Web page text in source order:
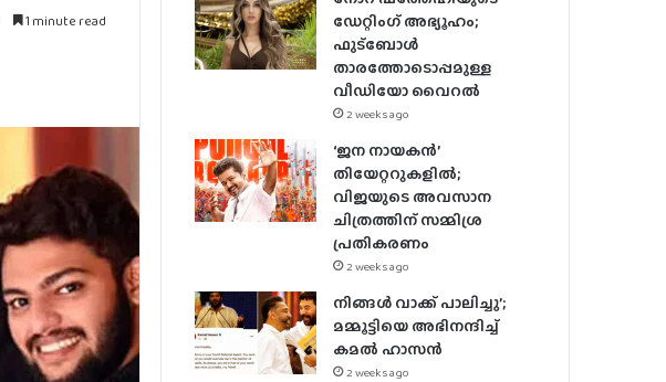
1 minute read
ഡേറ്റിംഗ് അഭ്യൂഹം;
ഫുട്ബോൾ
താരത്തോടൊപ്പമുള്ള
വീഡിയോ വൈറൽ
2 weeks ago
‘ജന നായകൻ’
തിയേറ്ററുകളിൽ;
വിജയുടെ അവസാന
ചിത്രത്തിന് സമ്മിശ്ര
പ്രതികരണം
2 weeks ago
നിങ്ങൾ വാക്ക് പാലിച്ചു’;
മമ്മൂട്ടിയെ അഭിനന്ദിച്ച്
കമൽ ഹാസൻ
2 weeks ago